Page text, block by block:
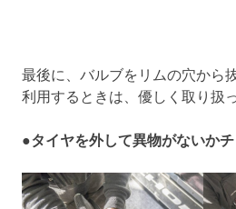
最後に、バルブをリムの穴から
利用するときは、優しく取り扱
●タイヤを外して異物がないか